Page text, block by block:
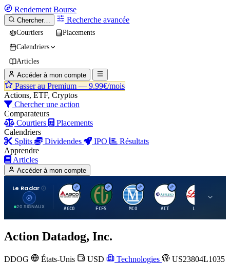
Rendement Bourse
Chercher… Recherche avancée
Courtiers
Placements
Calendriers
Articles
Accéder à mon compte
Passer au Premium — 9.99€/mois
Actions, ETF, Cryptos
Chercher une action
Comparateurs
Courtiers
Placements
Calendriers
Splits
Dividendes IPO
Résultats
Apprendre
Articles
Accéder à mon compte
Le Radar
20 SIGNAUX
A
AGCO
F
FCFS
M
MCO
A
AIT
Action Datadog, Inc.
DDOG États-Unis USD Technologies
US23804L1035